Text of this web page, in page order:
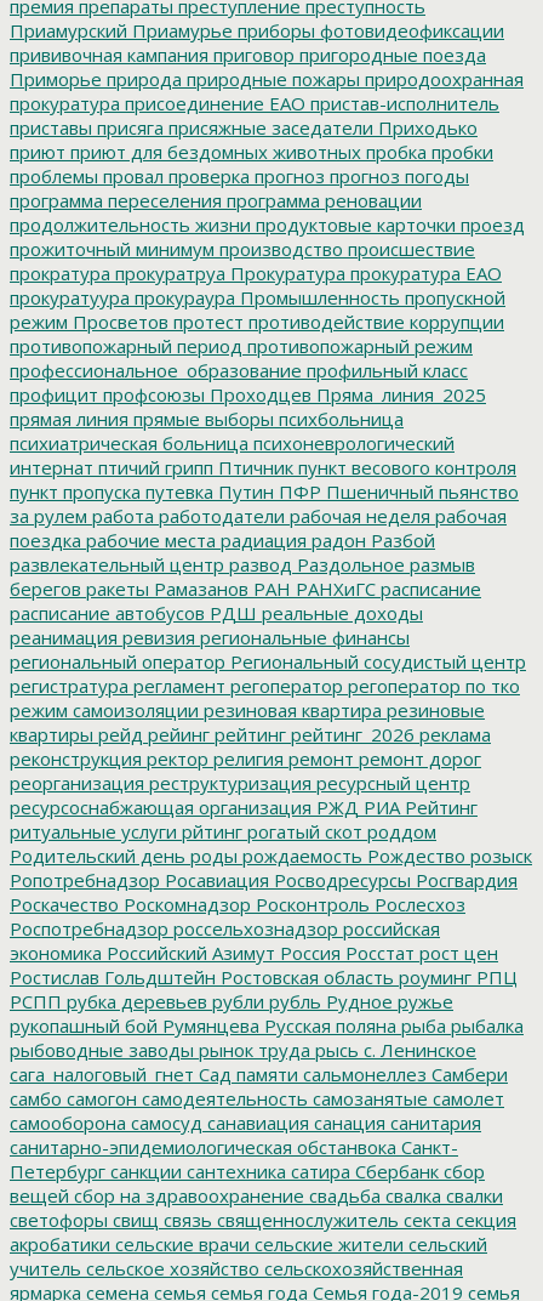
премия препараты преступление преступность
Приамурский Приамурье приборы фотовидеофиксации
прививочная кампания приговор пригородные поезда
Приморье природа природные пожары природоохранная
прокуратура присоединение ЕАО пристав-исполнитель
приставы присяга присяжные заседатели Приходько
приют приют для бездомных животных пробка пробки
проблемы провал проверка прогноз прогноз погоды
программа переселения программа реновации
продолжительность жизни продуктовые карточки проезд
прожиточный минимум производство происшествие
прократура прокуратруа Прокуратура прокуратура ЕАО
прокуратуура прокураура Промышленность пропускной
режим Просветов протест противодействие коррупции
противопожарный период противопожарный режим
профессиональное_образование профильный класс
профицит профсоюзы Проходцев Пряма_линия_2025
прямая линия прямые выборы психбольница
психиатрическая больница психоневрологический
интернат птичий грипп Птичник пункт весового контроля
пункт пропуска путевка Путин ПФР Пшеничный пьянство
за рулем работа работодатели рабочая неделя рабочая
поездка рабочие места радиация радон Разбой
развлекательный центр развод Раздольное размыв
берегов ракеты Рамазанов РАН РАНХиГС расписание
расписание автобусов РДШ реальные доходы
реанимация ревизия региональные финансы
региональный оператор Региональный сосудистый центр
регистратура регламент регоператор регоператор по тко
режим самоизоляции резиновая квартира резиновые
квартиры рейд рейинг рейтинг рейтинг_2026 реклама
реконструкция ректор религия ремонт ремонт дорог
реорганизация реструктуризация ресурсный центр
ресурсоснабжающая организация РЖД РИА Рейтинг
ритуальные услуги рйтинг рогатый скот роддом
Родительский день роды рождаемость Рождество розыск
Ропотребнадзор Росавиация Росводресурсы Росгвардия
Роскачество Роскомнадзор Росконтроль Рослесхоз
Роспотребнадзор россельхознадзор российская
экономика Российский Азимут Россия Росстат рост цен
Ростислав Гольдштейн Ростовская область роуминг РПЦ
РСПП рубка деревьев рубли рубль Рудное ружье
рукопашный бой Румянцева Русская поляна рыба рыбалка
рыбоводные заводы рынок труда рысь с. Ленинское
сага_налоговый_гнет Сад памяти сальмонеллез Самбери
самбо самогон самодеятельность самозанятые самолет
самооборона самосуд санавиация санация санитария
санитарно-эпидемиологическая обстанвока Санкт-
Петербург санкции сантехника сатира Сбербанк сбор
вещей сбор на здравоохранение свадьба свалка свалки
светофоры свищ связь священнослужитель секта секция
акробатики сельские врачи сельские жители сельский
учитель сельское хозяйство сельскохозяйственная
ярмарка семена семья семья года Семья года-2019 семья